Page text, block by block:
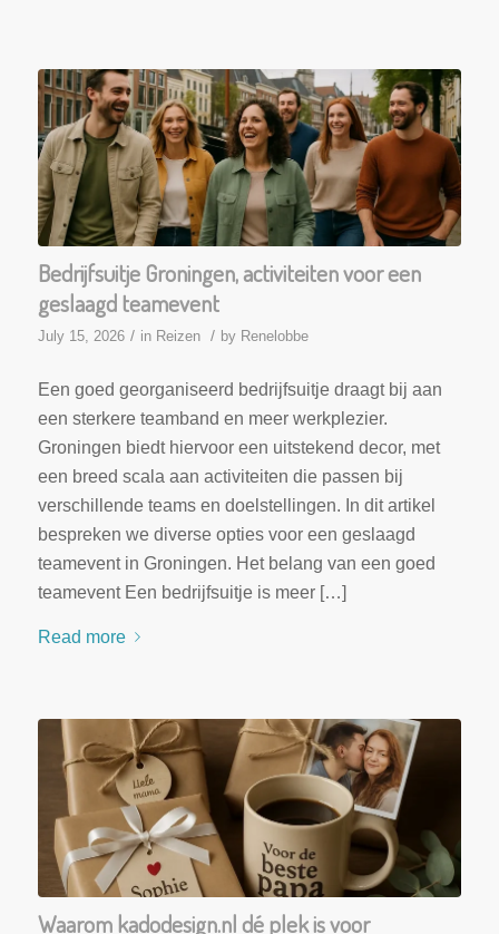
Bedrijfsuitje Groningen, activiteiten voor een
geslaagd teamevent
July 15, 2026 / in Reizen / by Renelobbe
Een goed georganiseerd bedrijfsuitje draagt bij aan
een sterkere teamband en meer werkplezier.
Groningen biedt hiervoor een uitstekend decor, met
een breed scala aan activiteiten die passen bij
verschillende teams en doelstellingen. In dit artikel
bespreken we diverse opties voor een geslaagd
teamevent in Groningen. Het belang van een goed
teamevent Een bedrijfsuitje is meer […]
Read more
Waarom kadodesign.nl dé plek is voor